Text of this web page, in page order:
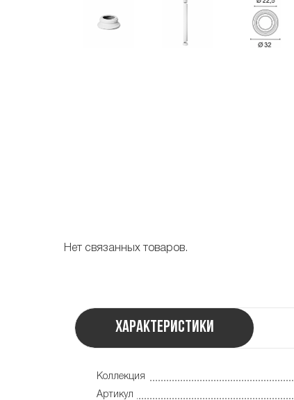
Нет связанных товаров.
Характеристики
Коллекция
Артикул